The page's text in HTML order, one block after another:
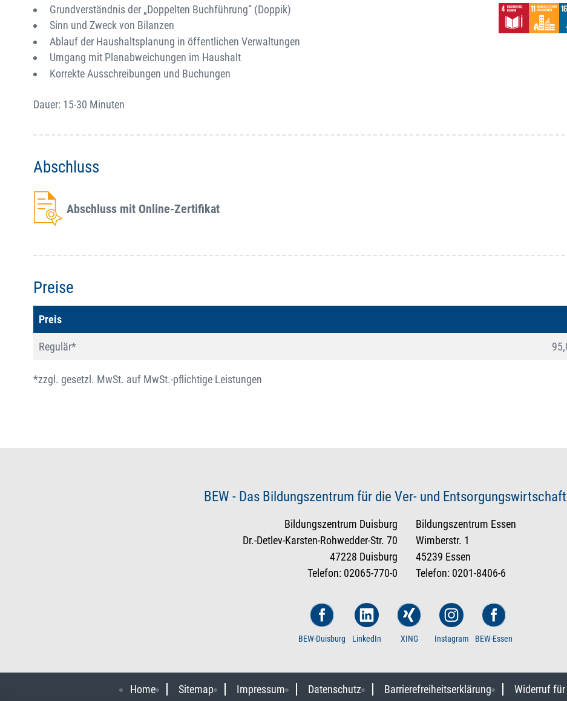
Grundverständnis der „Doppelten Buchführung“ (Doppik)
Sinn und Zweck von Bilanzen
Ablauf der Haushaltsplanung in öffentlichen Verwaltungen
Umgang mit Planabweichungen im Haushalt
Korrekte Ausschreibungen und Buchungen
Dauer: 15-30 Minuten
Abschluss
Abschluss mit Online-Zertifikat
Preise
Preis
Regulär*
*zzgl. gesetzl. MwSt. auf MwSt.-pflichtige Leistungen
BEW - Das Bildungszentrum für die Ver- und
Bildungszentrum Duisburg
Dr.-Detlev-Karsten-Rohwedder-Str. 70
47228 Duisburg
Telefon: 02065-770-0
Bildungszentrum Essen
Wimberstr. 1
45239 Essen
Telefon: 0201-8406-6
BEW-Duisburg LinkedIn XING Instagram BEW-Essen
Home Sitemap Impressum Datenschutz Barrierefreiheitserklärung Widerruf